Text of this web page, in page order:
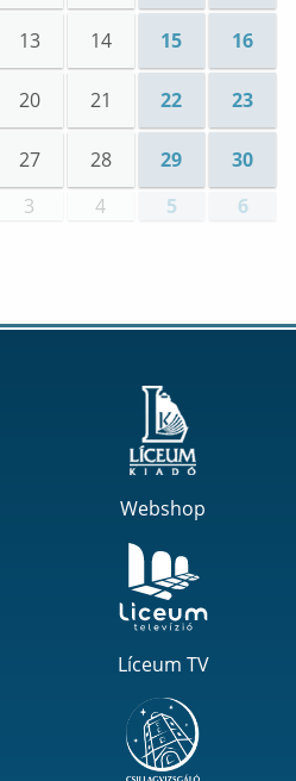
13 14 15 16
20 21 22 23
27 28 29
30
3 4 5
6
Webshop
Líceum TV